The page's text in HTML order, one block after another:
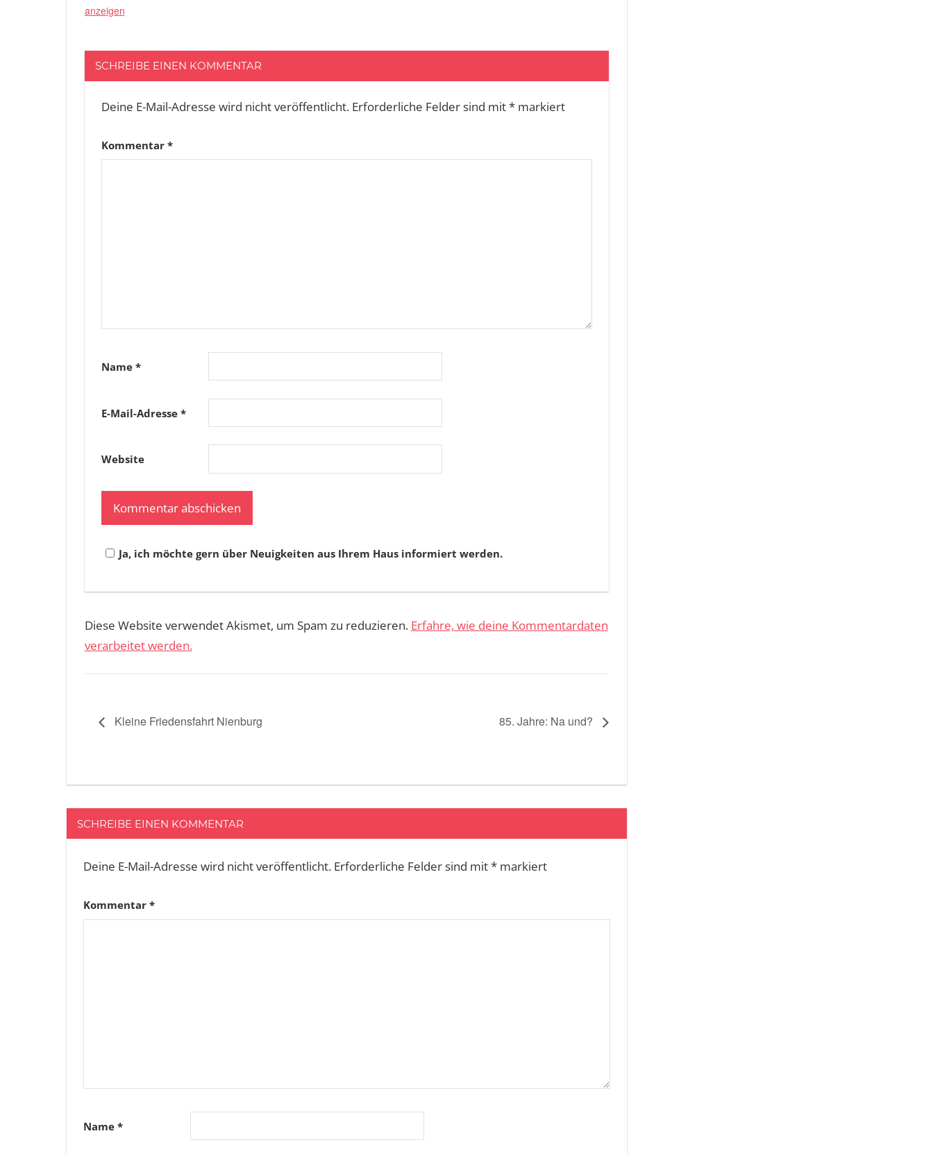
anzeigen
SCHREIBE EINEN KOMMENTAR
Deine E-Mail-Adresse wird nicht veröffentlicht. Erforderliche Felder sind mit*markiert
Kommentar *
Name *
E-Mail-Adresse *
Website
Ja, ich möchte gern über Neuigkeiten aus Ihrem Haus informiert werden.
Diese Website verwendet Akismet, um Spam zu reduzieren. Erfahre, wie deine Kommentardaten
verarbeitet werden.
Kleine Friedensfahrt Nienburg 85. Jahre: Na und?
SCHREIBE EINEN KOMMENTAR
Deine E-Mail-Adresse wird nicht veröffentlicht. Erforderliche Felder sind mit* markiert
Kommentar *
Name *